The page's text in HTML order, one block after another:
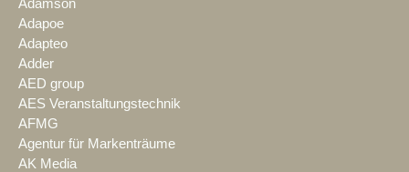
Adamson
Adapoe
Adapteo
Adder
AED group
AES Veranstaltungstechnik
AFMG
Agentur für Markenträume
AK Media